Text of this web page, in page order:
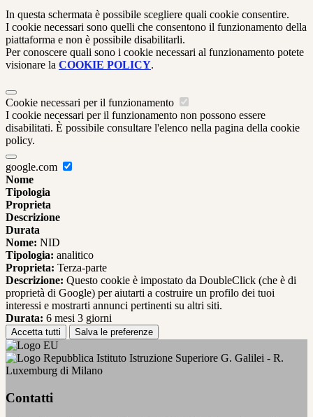
In questa schermata è possibile scegliere quali cookie consentire.
I cookie necessari sono quelli che consentono il funzionamento della
piattaforma e non è possibile disabilitarli.
Per conoscere quali sono i cookie necessari al funzionamento potete
visionare la COOKIE POLICY.
Cookie necessari per il funzionamento
I cookie necessari per il funzionamento non possono essere
disabilitati. È possibile consultare l'elenco nella pagina della cookie
policy.
google.com
Nome
Tipologia
Proprieta
Descrizione
Durata
Nome: NID
Tipologia: analitico
Proprieta: Terza-parte
Descrizione: Questo cookie è impostato da DoubleClick (che è di
proprietà di Google) per aiutarti a costruire un profilo dei tuoi
interessi e mostrarti annunci pertinenti su altri siti.
Durata: 6 mesi 3 giorni
Accetta tutti Salva le preferenze
Istituto Istruzione Superiore G. Galilei - R.
Luxemburg di Milano
Contatti